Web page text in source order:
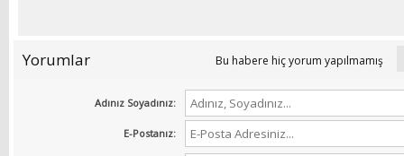
Yorumlar Bu habere hiç yorum yapılmamış
Adınız Soyadınız:
E-Postanız: